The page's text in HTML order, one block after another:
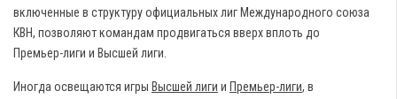
включенные в структуру официальных лиг Международного союза
КВН, позволяют командам продвигаться вверх вплоть до
Премьер-лиги и Высшей лиги.
Иногда освещаются игры Высшей лиги и Премьер-лиги, в